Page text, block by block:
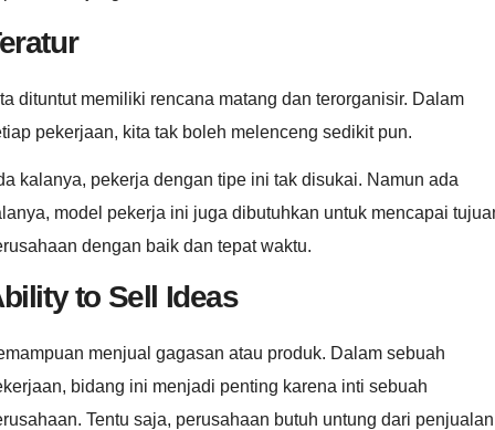
dituntut memiliki rencana matang dan terorganisir. Dalam
pekerjaan, kita tak boleh melenceng sedikit pun.
kalanya, pekerja dengan tipe ini tak disukai. Namun ada
model pekerja ini juga dibutuhkan untuk mencapai
dengan baik dan tepat waktu.
to Sell Ideas
menjual gagasan atau produk. Dalam sebuah
bidang ini menjadi penting karena inti sebuah
Tentu saja, perusahaan butuh untung dari penjualan